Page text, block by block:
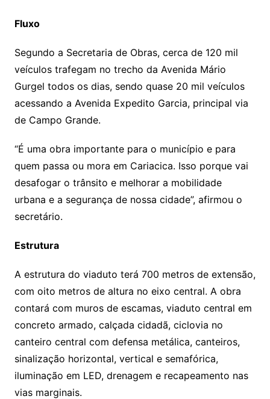
Fluxo
Segundo a Secretaria de Obras, cerca de 120 mil
veículos trafegam no trecho da Avenida Mário
Gurgel todos os dias, sendo quase 20 mil veículos
acessando a Avenida Expedito Garcia, principal via
de Campo Grande.
“É uma obra importante para o município e para
quem passa ou mora em Cariacica. Isso porque vai
desafogar o trânsito e melhorar a mobilidade
urbana e a segurança de nossa cidade”, afirmou o
secretário.
Estrutura
A estrutura do viaduto terá 700 metros de extensão,
com oito metros de altura no eixo central. A obra
contará com muros de escamas, viaduto central em
concreto armado, calçada cidadã, ciclovia no
canteiro central com defensa metálica, canteiros,
sinalização horizontal, vertical e semafórica,
iluminação em LED, drenagem e recapeamento nas
vias marginais.